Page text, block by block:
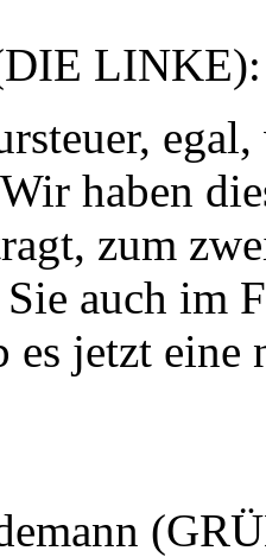
haben
zum
auch im
es jetzt